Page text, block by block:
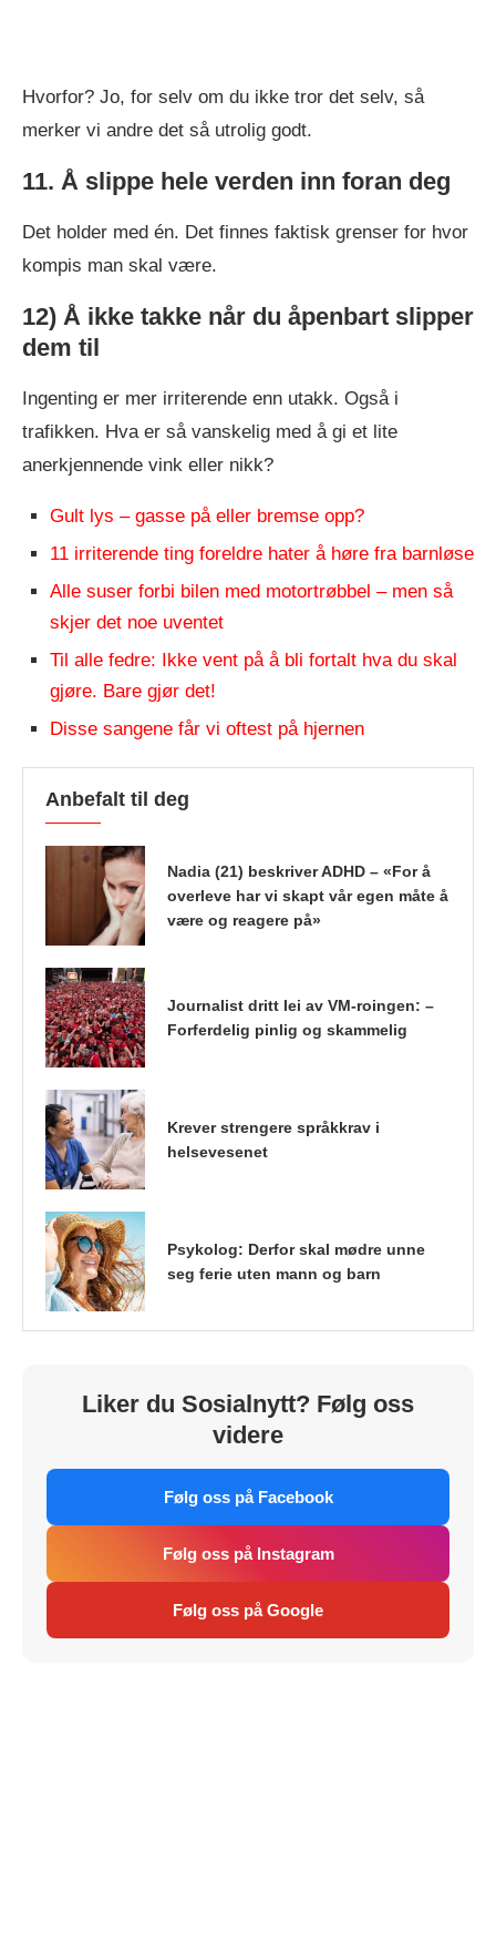
Hvorfor? Jo, for selv om du ikke tror det selv, så
merker vi andre det så utrolig godt.
11. Å slippe hele verden inn foran deg
Det holder med én. Det finnes faktisk grenser for hvor
kompis man skal være.
12) Å ikke takke når du åpenbart slipper
dem til
Ingenting er mer irriterende enn utakk. Også i
trafikken. Hva er så vanskelig med å gi et lite
anerkjennende vink eller nikk?
Gult lys – gasse på eller bremse opp?
11 irriterende ting foreldre hater å høre fra barnløse
Alle suser forbi bilen med motortrøbbel – men så
skjer det noe uventet
Til alle fedre: Ikke vent på å bli fortalt hva du skal
gjøre. Bare gjør det!
Disse sangene får vi oftest på hjernen
Anbefalt til deg
Nadia (21) beskriver ADHD – «For å
overleve har vi skapt vår egen måte å
være og reagere på»
Journalist dritt lei av VM-roingen: –
Forferdelig pinlig og skammelig
Krever strengere språkkrav i
helsevesenet
Psykolog: Derfor skal mødre unne
seg ferie uten mann og barn
Liker du Sosialnytt? Følg oss
videre
Følg oss på Facebook
Følg oss på Instagram
Følg oss på Google